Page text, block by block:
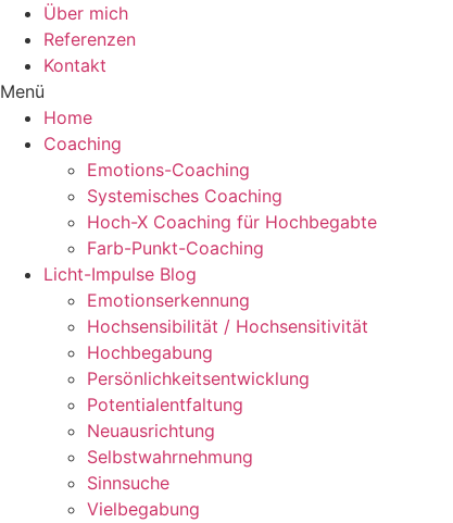
Über mich
Referenzen
Kontakt
Menü
Home
Coaching
Emotions-Coaching
Systemisches Coaching
Hoch-X Coaching für Hochbegabte
Farb-Punkt-Coaching
Licht-Impulse Blog
Emotionserkennung
Hochsensibilität / Hochsensitivität
Hochbegabung
Persönlichkeitsentwicklung
Potentialentfaltung
Neuausrichtung
Selbstwahrnehmung
Sinnsuche
Vielbegabung